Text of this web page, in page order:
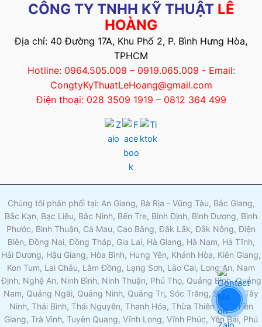
CÔNG TY TNHH KỸ THUẬT LÊ
HOÀNG
Địa chỉ: 40 Đường 17A, Khu Phố 2, P. Bình Hưng Hòa,
TPHCM
Hotline: 0964.505.009 – 0919.065.009 - Email:
CongtyKyThuatLeHoang@gmail.com
Điện thoại: 028 3509 1919 – 0812 364 499
Chúng tôi phân phối tại: An Giang, Bà Rịa - Vũng Tàu, Bắc Giang,
Bắc Kạn, Bạc Liêu, Bắc Ninh, Bến Tre, Bình Định, Bình Dương, Bình
Phước, Bình Thuận, Cà Mau, Cao Bằng, Đắk Lắk, Đắk Nông, Điện
Biên, Đồng Nai, Đồng Tháp, Gia Lai, Hà Giang, Hà Nam, Hà Tĩnh,
Hải Dương, Hậu Giang, Hòa Bình, Hưng Yên, Khánh Hòa, Kiên Giang,
Kon Tum, Lai Châu, Lâm Đồng, Lạng Sơn, Lào Cai, Long An, Nam
Định, Nghệ An, Ninh Bình, Ninh Thuận, Phú Thọ, Quảng Bình, Quảng
Nam, Quảng Ngãi, Quảng Ninh, Quảng Trị, Sóc Trăng, Sơn La, Tây
Ninh, Thái Bình, Thái Nguyên, Thanh Hóa, Thừa Thiên Huế, Tiền
Giang, Trà Vinh, Tuyên Quang, Vĩnh Long, Vĩnh Phúc, Yên Bái, Phú